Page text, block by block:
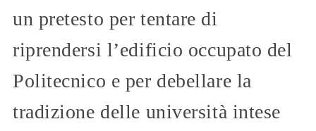
un pretesto per tentare di
riprendersi l’edificio occupato del
Politecnico e per debellare la
tradizione delle università intese